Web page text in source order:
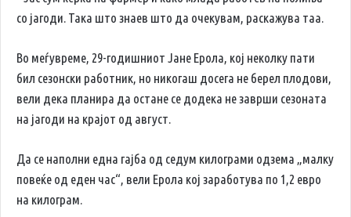
со јагоди. Така што знаев што да очекувам, раскажува таа.
Во меѓувреме, 29-годишниот Јане Ерола, кој неколку пати
бил сезонски работник, но никогаш досега не берел плодови,
вели дека планира да остане се додека не заврши сезоната
на јагоди на крајот од август.
Да се наполни една гајба од седум килограми одзема „малку
повеќе од еден час“, вели Ерола кој заработува по 1,2 евро
на килограм.